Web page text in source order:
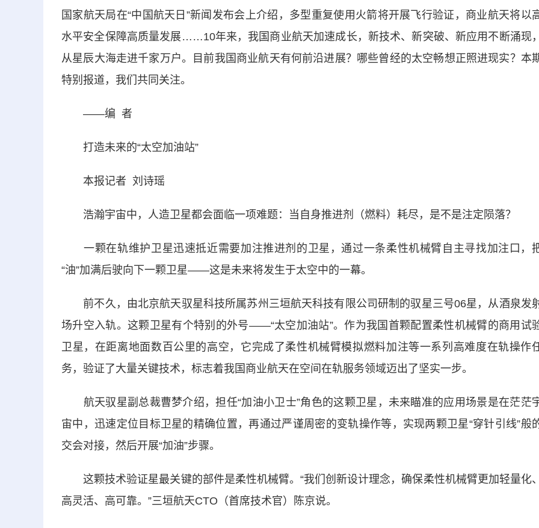
国家航天局在“中国航天日”新闻发布会上介绍，多型重复使用火箭将开展飞行验证，商业航天将以
水平安全保障高质量发展……10年来，我国商业航天加速成长，新技术、新突破、新应用不断涌现，
从星辰大海走进千家万户。目前我国商业航天有何前沿进展？哪些曾经的太空畅想正照进现实？本
特别报道，我们共同关注。
——编 者
打造未来的“太空加油站”
本报记者 刘诗瑶
浩瀚宇宙中，人造卫星都会面临一项难题：当自身推进剂（燃料）耗尽，是不是注定陨落？
一颗在轨维护卫星迅速抵近需要加注推进剂的卫星，通过一条柔性机械臂自主寻找加注口，
“油”加满后驶向下一颗卫星——这是未来将发生于太空中的一幕。
前不久，由北京航天驭星科技所属苏州三垣航天科技有限公司研制的驭星三号06星，从酒泉发
场升空入轨。这颗卫星有个特别的外号——“太空加油站”。作为我国首颗配置柔性机械臂的商用试
卫星，在距离地面数百公里的高空，它完成了柔性机械臂模拟燃料加注等一系列高难度在轨操作
务，验证了大量关键技术，标志着我国商业航天在空间在轨服务领域迈出了坚实一步。
航天驭星副总裁曹梦介绍，担任“加油小卫士”角色的这颗卫星，未来瞄准的应用场景是在茫茫
宙中，迅速定位目标卫星的精确位置，再通过严谨周密的变轨操作等，实现两颗卫星“穿针引线”般
交会对接，然后开展“加油”步骤。
这颗技术验证星最关键的部件是柔性机械臂。“我们创新设计理念，确保柔性机械臂更加轻量化、
高灵活、高可靠。”三垣航天CTO（首席技术官）陈京说。